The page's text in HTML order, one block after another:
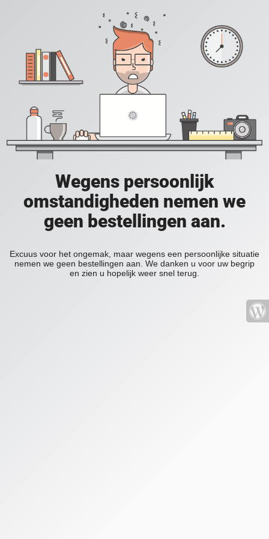
Wegens persoonlijk
omstandigheden nemen we
geen bestellingen aan.
Excuus voor het ongemak, maar wegens een persoonlijke situatie
nemen we geen bestellingen aan. We danken u voor uw begrip
en zien u hopelijk weer snel terug.